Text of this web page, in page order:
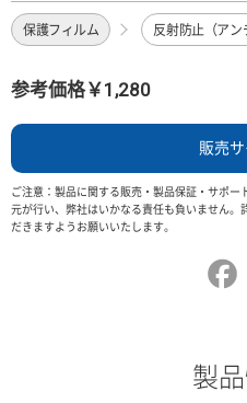
保護フィルム 反射防止（アン
参考価格￥1,280
販売
ご注意：製品に関する販売・製品保証・サポ
元が行い、弊社はいかなる責任も負いません。
だきますようお願いいたします。
製